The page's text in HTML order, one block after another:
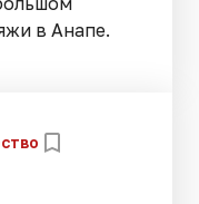
в Анапе.